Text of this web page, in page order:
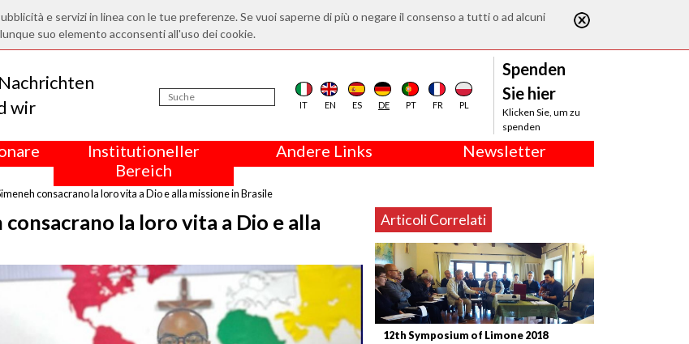
e servizi in linea con le tue preferenze. Se vuoi saperne di più o negare il consenso a tutti o ad alcuni
suo elemento acconsenti all'uso dei cookie.
Nachrichten
wir
IT EN ES DE PT FR PL
Spenden
Sie hier
Klicken Sie, um zu
spenden
Institutioneller
Bereich
Andere Links Newsletter
consacrano la loro vita a Dio e alla missione in Brasile
la loro vita a Dio e alla
Articoli Correlati
12th Symposium of Limone 2018